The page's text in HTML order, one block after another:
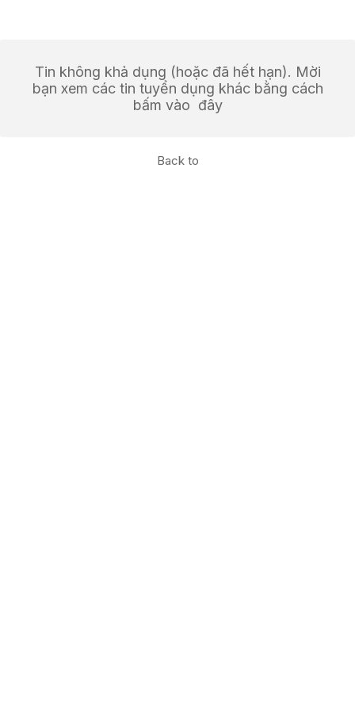
Tin không khả dụng (hoặc đã hết hạn). Mời
bạn xem các tin tuyển dụng khác bằng cách
bấm vào đây
Back to